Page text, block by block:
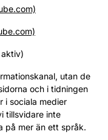
utan de
och i tidningen
i sociala medier
tillsvidare inte
på mer än ett språk.